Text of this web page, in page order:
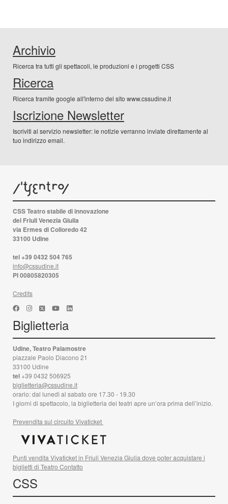
Archivio
Ricerca tra tutti gli spettacoli, le produzioni e i progetti CSS
Ricerca
Ricerca tramite google all'interno del sito www.cssudine.it
Iscrizione Newsletter
Iscriviti al servizio newsletter: le notizie verranno inviate direttamente al
tuo indirizzo email.
CSS Teatro stabile di innovazione
del Friuli Venezia Giulia
via Ermes di Colloredo 42
33100 Udine
tel +39 0432 504 765
info@cssudine.it
PI 00805820305
Credits
Biglietteria
Udine, Teatro Palamostre
piazzale Paolo Diacono 21
33100 Udine
tel +39 0432 506925
biglietteria@cssudine.it
orario: dal lunedì al sabato ore 17.30 - 19.30
I giorni di spettacolo, la biglietteria dei teatri apre un’ora prima dell’inizio.
Prevendita sul circuito Vivaticket
Punti vendita Vivaticket in Friuli Venezia Giulia dove poter acquistare i
biglietti di Teatro Contatto
CSS